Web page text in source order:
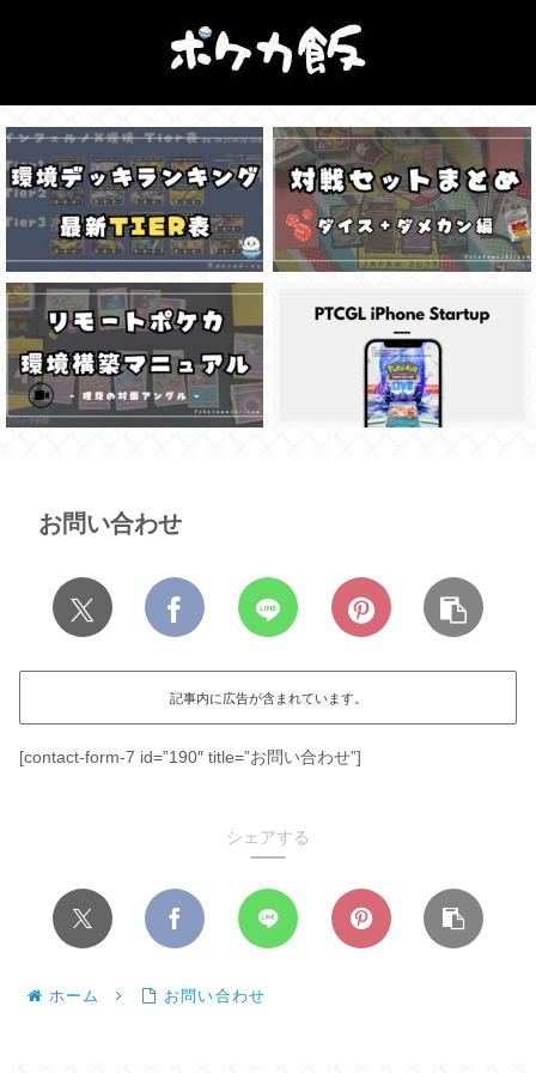
お問い合わせ
記事内に広告が含まれています。
[contact-form-7 id=”190″ title=”お問い合わせ”]
シェアする
ホーム お問い合わせ